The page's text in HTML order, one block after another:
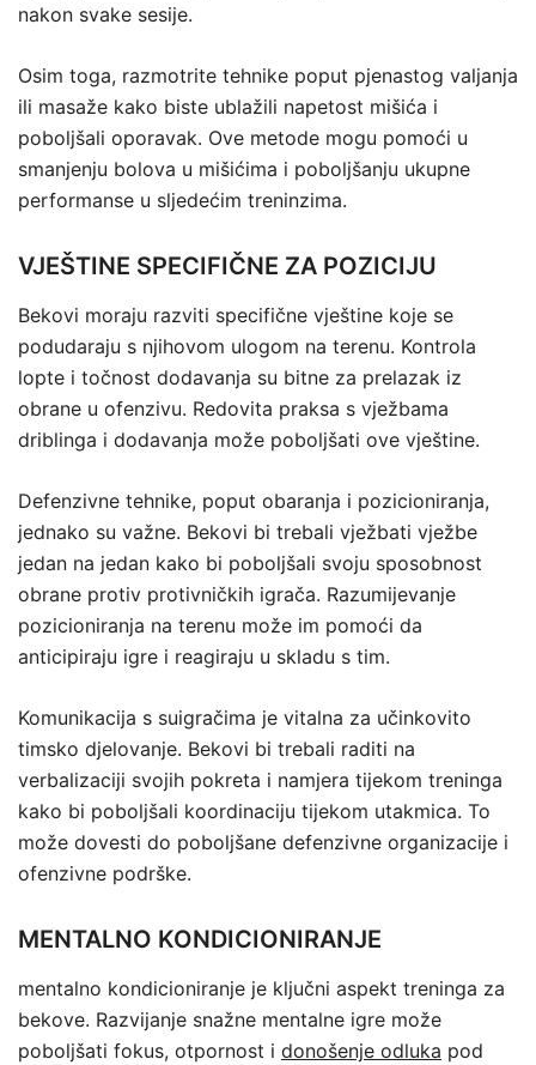
nakon svake sesije.
Osim toga, razmotrite tehnike poput pjenastog valjanja
ili masaže kako biste ublažili napetost mišića i
poboljšali oporavak. Ove metode mogu pomoći u
smanjenju bolova u mišićima i poboljšanju ukupne
performanse u sljedećim treninzima.
VJEŠTINE SPECIFIČNE ZA POZICIJU
Bekovi moraju razviti specifične vještine koje se
podudaraju s njihovom ulogom na terenu. Kontrola
lopte i točnost dodavanja su bitne za prelazak iz
obrane u ofenzivu. Redovita praksa s vježbama
driblinga i dodavanja može poboljšati ove vještine.
Defenzivne tehnike, poput obaranja i pozicioniranja,
jednako su važne. Bekovi bi trebali vježbati vježbe
jedan na jedan kako bi poboljšali svoju sposobnost
obrane protiv protivničkih igrača. Razumijevanje
pozicioniranja na terenu može im pomoći da
anticipiraju igre i reagiraju u skladu s tim.
Komunikacija s suigračima je vitalna za učinkovito
timsko djelovanje. Bekovi bi trebali raditi na
verbalizaciji svojih pokreta i namjera tijekom treninga
kako bi poboljšali koordinaciju tijekom utakmica. To
može dovesti do poboljšane defenzivne organizacije i
ofenzivne podrške.
MENTALNO KONDICIONIRANJE
mentalno kondicioniranje je ključni aspekt treninga za
bekove. Razvijanje snažne mentalne igre može
poboljšati fokus, otpornost i donošenje odluka pod